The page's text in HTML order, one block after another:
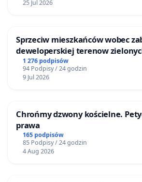
25 Jul 2026
Sprzeciw mieszkańców wobec
deweloperskiej terenow
Bulwarów Straceńskich w
1 276 podpisów
94 Podpisy / 24 godzin
9 Jul 2026
Chrońmy dzwony kościelne.
prawa
165 podpisów
85 Podpisy / 24 godzin
4 Aug 2026